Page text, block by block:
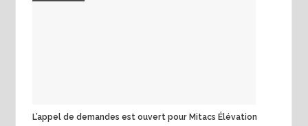
L’appel de demandes est ouvert pour Mitacs Élévation